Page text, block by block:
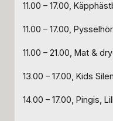
11.00 – 17.00,
11.00 – 17.00,
11.00 – 21.00, Mat &
13.00 – 17.00, Kids
14.00 – 17.00, Pingis,